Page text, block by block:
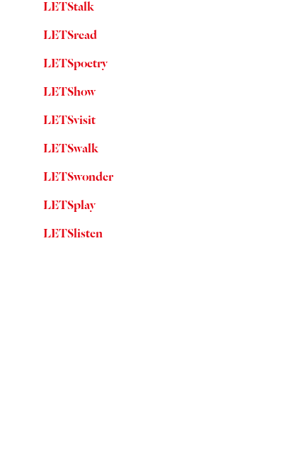
LETStalk
LETSread
LETSpoetry
LETShow
LETSvisit
LETSwalk
LETSwonder
LETSplay
LETSlisten